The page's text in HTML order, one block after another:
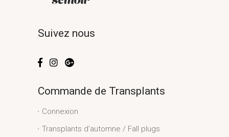
Suivez nous
Commande de Transplants
Connexion
Transplants d’automne / Fall plugs